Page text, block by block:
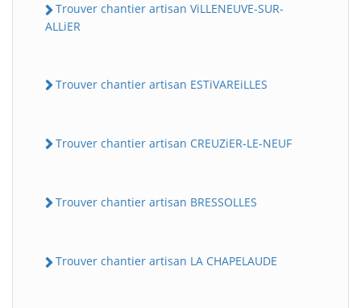
Trouver chantier artisan ViLLENEUVE-SUR-
ALLiER
Trouver chantier artisan ESTiVAREiLLES
Trouver chantier artisan CREUZiER-LE-NEUF
Trouver chantier artisan BRESSOLLES
Trouver chantier artisan LA CHAPELAUDE